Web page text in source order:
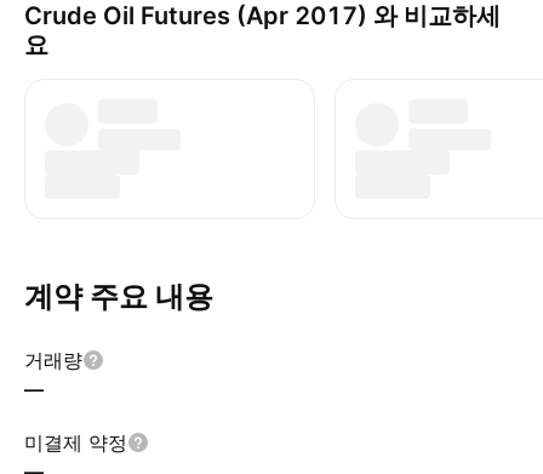
Crude Oil Futures (Apr 2017) 와 비교하세
요
계약 주요 내용
거래량
—
미결제 약정